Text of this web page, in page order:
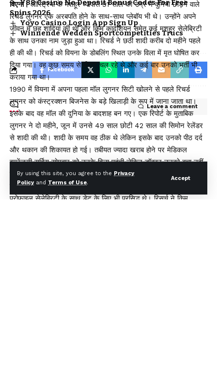
By using this site, you agree to the Privacy
Policyand Terms of Use.
Accept
Y88 Casino No Deposit Bonus Codes For Free
Spins 2026
Yoyo Casino Login App Sign Up
Winnende Wedden Sportcompetities Trucs
Facebook
Leave a comment
विएना।ऑस्ट्रिया के मशहूर व्यापारी 91 साल की उम्र में दुनिया छोड़ने वाले
रिचर्ड लुगनर एक अरबपति होने के साथ-साथ प्लेबॉय भी थे। उन्होंने अपने
जीवन में छह शादियां की थीं और किम कार्दशियन समेत कई मशहूर सेलेब्रिटी
के साथ उनका नाम जुड़ा हुआ था। रिचर्ड ने छठी शादी करीब दो महीने पहले
ही की थी। रिचर्ड को वियना के डोबलिंग स्थित उनके विला में मृत घोषित कर
दिया गया। वह कुछ समय से बीमार चल रहे थे और कई बार उनको भर्ती भी
कराया गया था।
1990 में वियना में अपना पहला मॉल लुगनर सिटी खोलने से पहले रिचर्ड
लुगनर को कंस्ट्रक्शन बिजनेस के बड़े खिलाड़ी के रूप में जाना जाता था।
इसके बाद वह मॉल की दुनिया के बादशाह बन गए। एक रिपोर्ट के मुताबिक
लुगनर ने दो महीने, जून में उनसे 49 साल छोटी 42 साल की सिमोन रेलेंडर
से शादी की थी। शादी के समय वह ठीक थे लेकिन इसके बाद उनको पीठ दर्द
और थकान की शिकायत हो गई। तबीयत ज्यादा खराब होने पर मेडिकल
इमरेंजसी सर्विस सोमवार को उनके विला पहुंची लेकिन डॉक्टर उनको बचा नहीं
सके और रिचर्ड दुनिया को अलविदा कह गए।
रिचर्ड ने छह शादियां करने और एक रंगीन जिंदगी जीने के साथ-साथ हाई-
प्रोफाइल सेलेब्रिटी के साथ डेट के लिए भी प्रसिद्ध थे। रिसर्च ने किम